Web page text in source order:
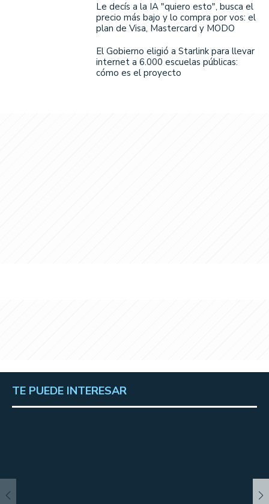
Le decís a la IA "quiero esto", busca el
precio más bajo y lo compra por vos: el
plan de Visa, Mastercard y MODO
El Gobierno eligió a Starlink para llevar
internet a 6.000 escuelas públicas:
cómo es el proyecto
TE PUEDE INTERESAR